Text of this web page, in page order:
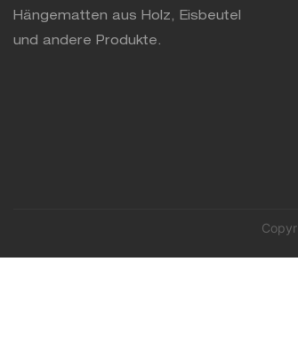
Hängematten aus Holz, Eisbeutel
und andere Produkte.